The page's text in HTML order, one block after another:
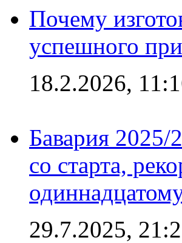
Почему
успешного
18.2.2026,
Бавария
со старта,
29.7.2025,